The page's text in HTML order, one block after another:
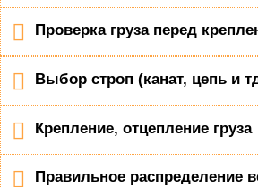
Проверка груза перед
Выбор строп (канат, цепь и
Крепление, отцепление груза
Правильное распределение